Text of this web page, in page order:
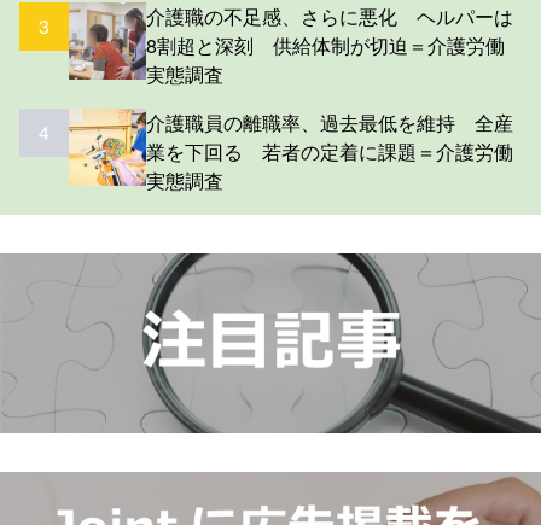
3
介護職の不足感、さらに悪化 ヘルパーは
8割超と深刻 供給体制が切迫＝介護労働
実態調査
4
介護職員の離職率、過去最低を維持 全産
業を下回る 若者の定着に課題＝介護労働
実態調査